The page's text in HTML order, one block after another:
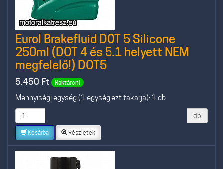
Eurol Brakefluid DOT 5 Silicone
250ml (DOT 4 és 5.1 helyett NEM
megfelelő!) DOT5
5.450 Ft Raktáron!
Mennyiségi egység (1 egység ezt takarja): 1 db
db
Kosárba Részletek